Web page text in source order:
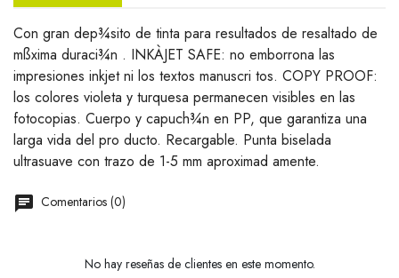
Con gran dep¾sito de tinta para resultados de resaltado de
mßxima duraci¾n . INKÀJET SAFE: no emborrona las
impresiones inkjet ni los textos manuscri tos. COPY PROOF:
los colores violeta y turquesa permanecen visibles en las
fotocopias. Cuerpo y capuch¾n en PP, que garantiza una
larga vida del pro ducto. Recargable. Punta biselada
ultrasuave con trazo de 1-5 mm aproximad amente.
Comentarios (0)
No hay reseñas de clientes en este momento.